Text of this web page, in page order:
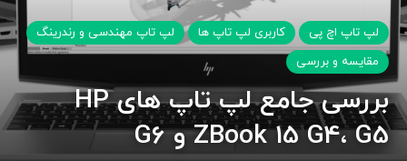
لپ تاپ اچ پی کاربری لپ تاپ ها
لپ تاپ مهندسی و رندرینگ
مقایسه و بررسی
بررسی جامع لپ تاپ های HP
ZBook 15 G4، G5 و G6